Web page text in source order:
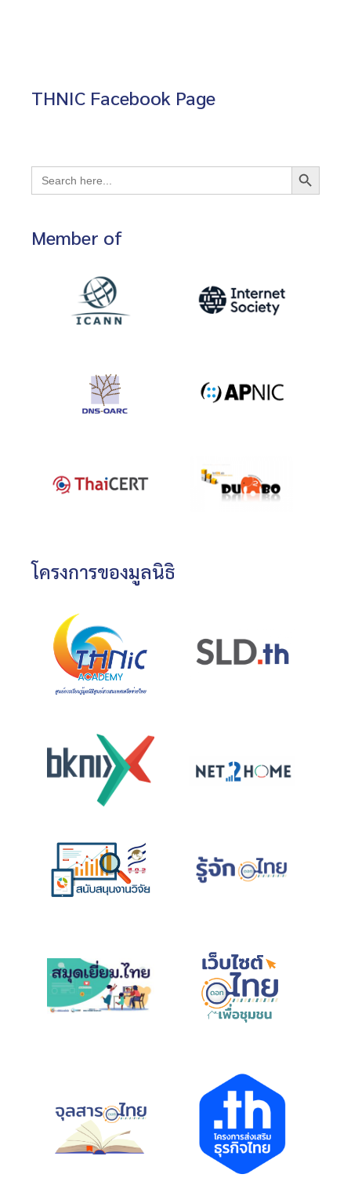
THNIC Facebook Page
Search
for:
Search Button
Member of
โครงการของมูลนิธิ